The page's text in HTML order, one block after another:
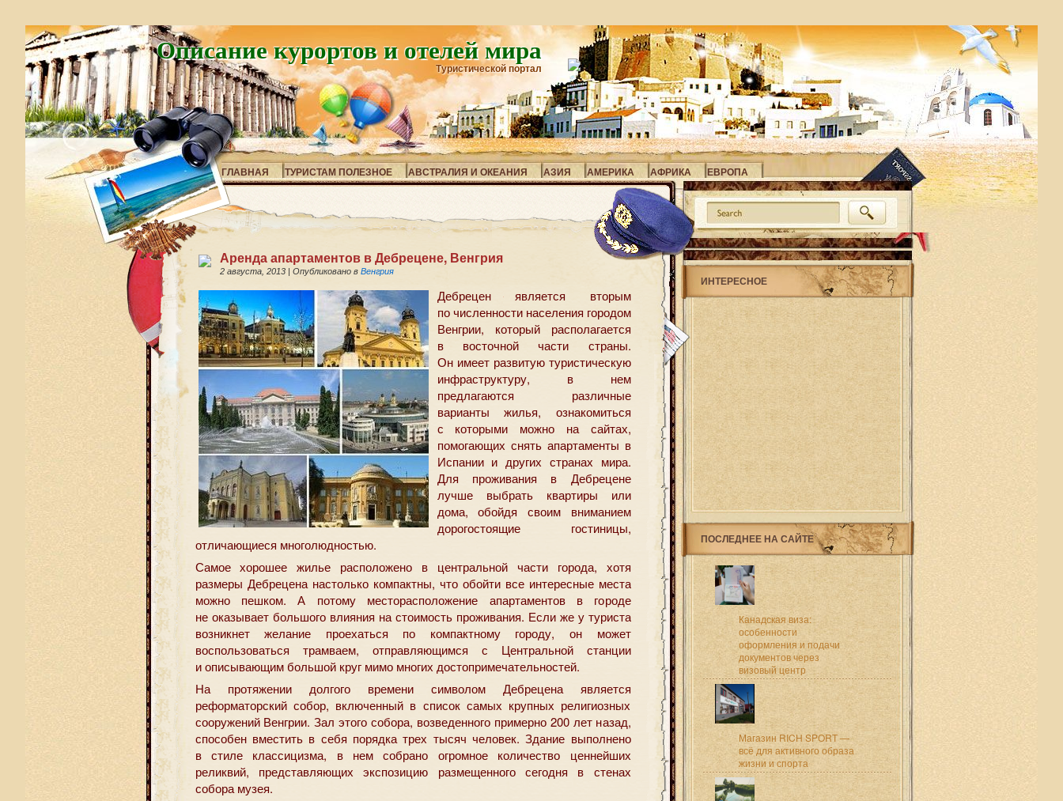
Описание курортов и отелей мира
Туристической портал
ГЛАВНАЯ ТУРИСТАМ ПОЛЕЗНОЕ АВСТРАЛИЯ И ОКЕАНИЯ АЗИЯ АМЕРИКА АФРИКА ЕВРОПА
Аренда апартаментов в Дебрецене, Венгрия
2 августа, 2013 | Опубликовано в Венгрия
Дебрецен является вторым
по численности населения городом
Венгрии, который располагается
в восточной части страны.
Он имеет развитую туристическую
инфраструктуру, в нем
предлагаются различные
варианты жилья, ознакомиться
с которыми можно на сайтах,
помогающих снять апартаменты в
Испании и других странах мира.
Для проживания в Дебрецене
лучше выбрать квартиры или
дома, обойдя своим вниманием
дорогостоящие гостиницы,
отличающиеся многолюдностью.
Самое хорошее жилье расположено в центральной части города, хотя
размеры Дебрецена настолько компактны, что обойти все интересные места
можно пешком. А потому месторасположение апартаментов в городе
не оказывает большого влияния на стоимость проживания. Если же у туриста
возникнет желание проехаться по компактному городу, он может
воспользоваться трамваем, отправляющимся с Центральной станции
и описывающим большой круг мимо многих достопримечательностей.
На протяжении долгого времени символом Дебрецена является
реформаторский собор, включенный в список самых крупных религиозных
сооружений Венгрии. Зал этого собора, возведенного примерно 200 лет назад,
способен вместить в себя порядка трех тысяч человек. Здание выполнено
в стиле классицизма, в нем собрано огромное количество ценнейших
реликвий, представляющих экспозицию размещенного сегодня в стенах
собора музея.
ИНТЕРЕСНОЕ
ПОСЛЕДНЕЕ НА САЙТЕ
Канадская виза:
особенности
оформления и подачи
документов через
визовый центр
Магазин RICH SPORT —
всё для активного образа
жизни и спорта